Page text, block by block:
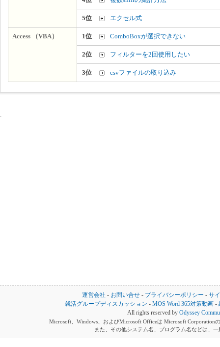
5位 エクセル式
Access （VBA） 1位 ComboBoxが選択できない
2位 フィルターを2回使用したい
3位 csvファイルの取り込み
運営会社 - お問い合せ - プライバシーポリシー - サ
就活グループディスカッション -MOS Word 365対策動画 -
All rights reserved by Odyssey
Microsoft、Windows、およびMicrosoft Officeは Microsoft Corporation
また、その他システム名、プログラム名などは、